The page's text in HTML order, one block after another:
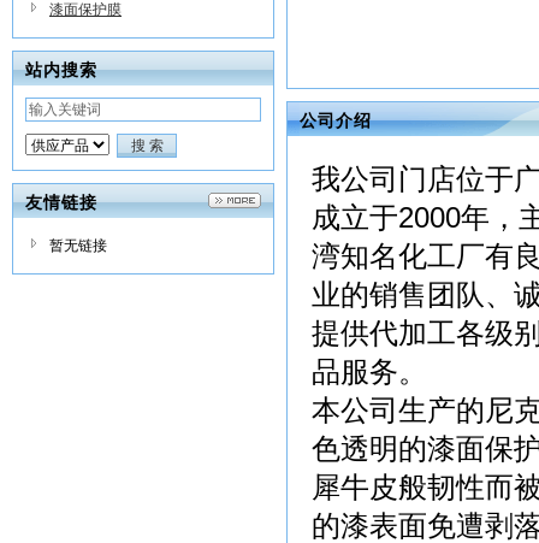
漆面保护膜
站内搜索
友情链接
暂无链接
公司介绍
我公司门店位于
成立于2000年，
湾知名化工厂有
业的销售团队、
提供代加工各级
品服务。
本公司生产的尼
色透明的漆面保
犀牛皮般韧性而
的漆表面免遭剥